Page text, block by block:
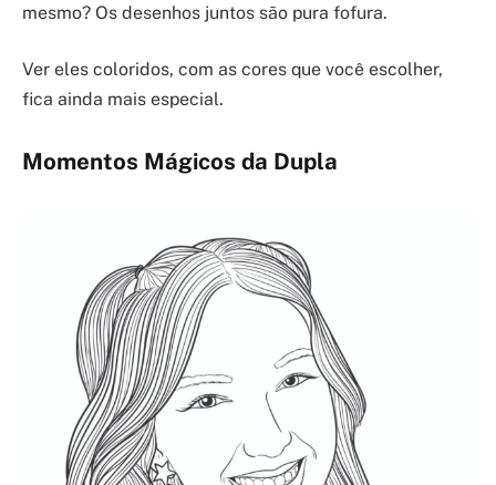
mesmo? Os desenhos juntos são pura fofura.
Ver eles coloridos, com as cores que você escolher,
fica ainda mais especial.
Momentos Mágicos da Dupla